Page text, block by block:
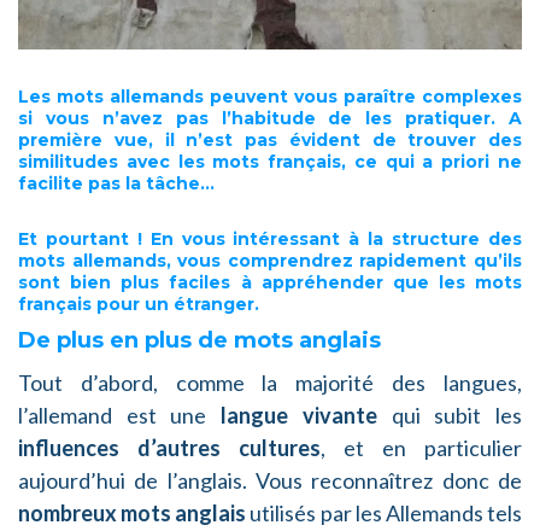
Les mots allemands peuvent vous paraître complexes
si vous n’avez pas l’habitude de les pratiquer. A
première vue, il n’est pas évident de trouver des
similitudes avec les mots français, ce qui a priori ne
facilite pas la tâche…
Et pourtant ! En vous intéressant à la structure des
mots allemands, vous comprendrez rapidement qu’ils
sont bien plus faciles à appréhender que les mots
français pour un étranger.
De plus en plus de mots anglais
Tout d’abord, comme la majorité des langues,
l’allemand est une langue vivantequi subit les
influences d’autres cultures, et en particulier
aujourd’hui de l’anglais. Vous reconnaîtrez donc de
nombreux mots anglais utilisés par les Allemands tels